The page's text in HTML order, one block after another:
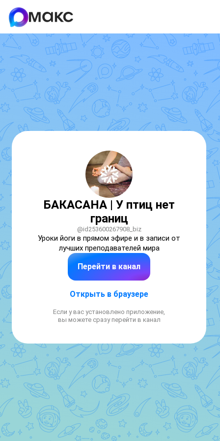
БАКАСАНА | У птиц нет
границ
@id253600267908_biz
Уроки йоги в прямом эфире и в записи от
лучших преподавателей мира
Перейти в канал
Открыть в браузере
Если у вас установлено приложение,
вы можете сразу перейти в канал